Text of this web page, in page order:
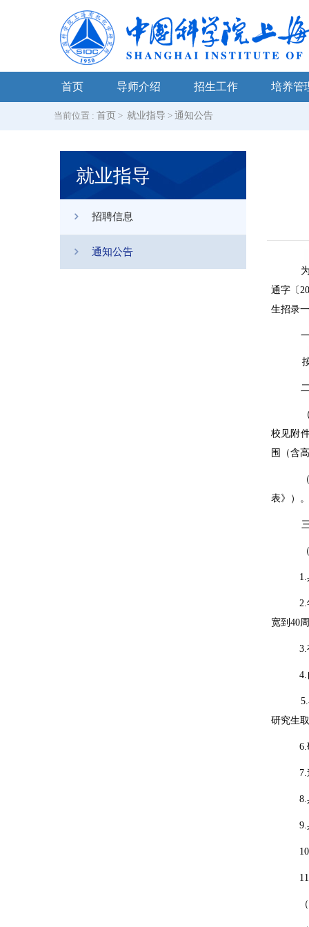
首页 导师介绍 招生工作 培养管
当前位置 : 首页 > 就业指导 > 通知公告
就业指导
招聘信息
通知公告
通字〔
生招录
校见附
围（含
表》）。
1.
2.
宽到 40
3.
4.
5.
研究生
6.
7.
8.
9.
（